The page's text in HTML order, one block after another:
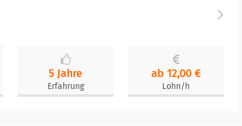
5 Jahre
Erfahrung
ab 12,00 €
Lohn/h